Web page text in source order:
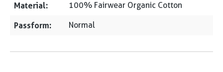
Material: 100% Fairwear Organic Cotton
Passform: Normal